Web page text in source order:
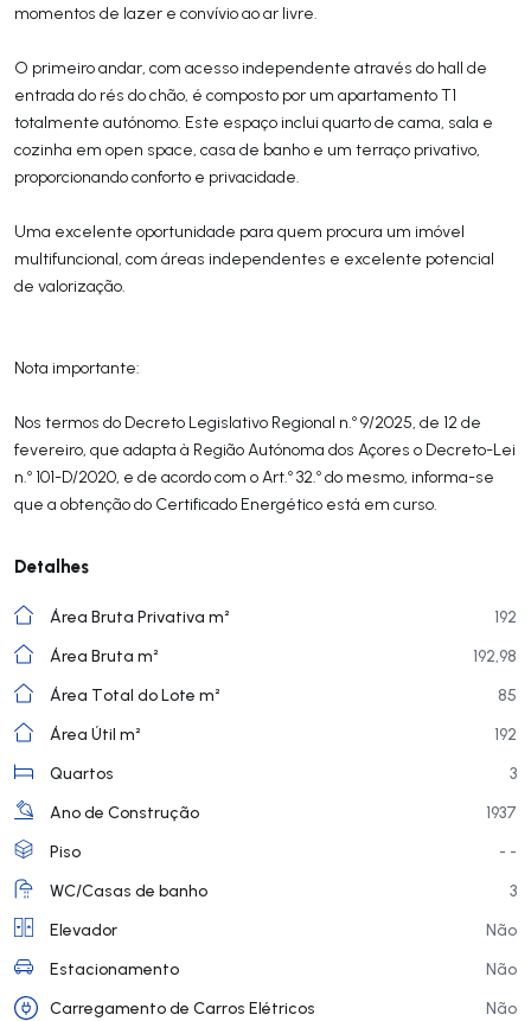
momentos de lazer e convívio ao ar livre.
O primeiro andar, com acesso independente através do hall de
entrada do rés do chão, é composto por um apartamento T1
totalmente autónomo. Este espaço inclui quarto de cama, sala e
cozinha em open space, casa de banho e um terraço privativo,
proporcionando conforto e privacidade.
Uma excelente oportunidade para quem procura um imóvel
multifuncional, com áreas independentes e excelente potencial
de valorização.
Nota importante:
Nos termos do Decreto Legislativo Regional n.º 9/2025, de 12 de
fevereiro, que adapta à Região Autónoma dos Açores o Decreto-Lei
n.º 101-D/2020, e de acordo com o Art.º 32.º do mesmo, informa-se
que a obtenção do Certificado Energético está em curso.
Detalhes
Área Bruta Privativa m²
192
Área Bruta m²
192,98
Área Total do Lote m²
85
Área Útil m²
192
Quartos
3
Ano de Construção
1937
Piso
- -
WC/Casas de banho
3
Elevador
Não
Estacionamento
Não
Carregamento de Carros Elétricos
Não